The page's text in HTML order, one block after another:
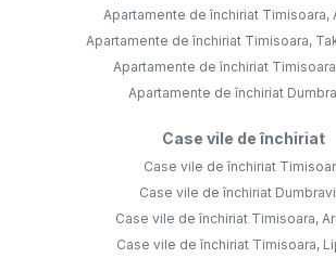
Apartamente de închiriat Timisoara,
Apartamente de închiriat Timisoara,
Apartamente de închiriat
Apartamente de închiriat
Case vile de închiriat
Case vile de închiriat
Case vile de închiriat
Case vile de închiriat Timisoara,
Case vile de închiriat Timisoara,